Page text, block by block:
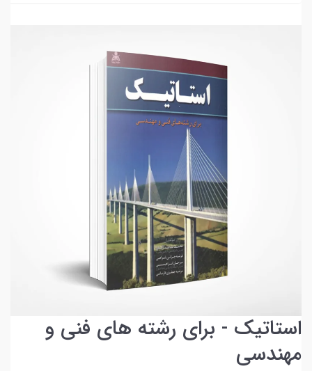
استاتیک - برای رشته های فنی و
مهندسی